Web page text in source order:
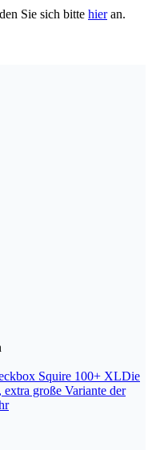
Sie sich bitte hieran.
Squire 100+ XLDie
große Variante der